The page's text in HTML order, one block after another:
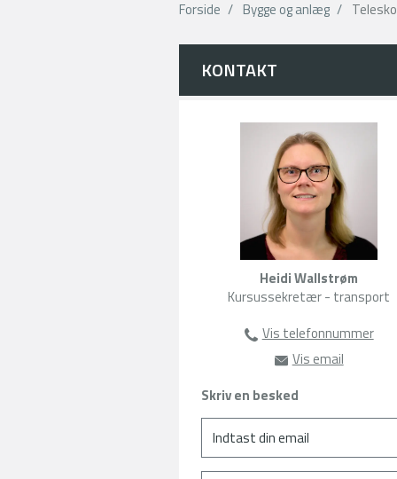
Forside Bygge og anlæg
KONTAKT
Heidi Wallstrøm
Kursussekretær - transport
Vis telefonnummer
63135300
Vis emailhw@amu-
Skriv en besked